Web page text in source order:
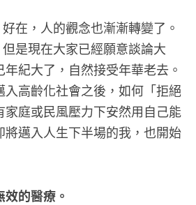
在，人的觀念也漸漸轉變了。
是現在大家已經願意談論大
紀大了，自然接受年華老去。
高齡化社會之後，如何「拒絕
家庭或民風壓力下安然用自己能
將邁入人生下半場的我，也開始
的醫療。